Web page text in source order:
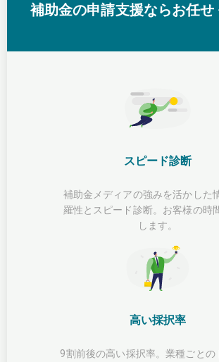
補助金の申請支援ならお任せ
スピード診断
補助金メディアの強みを活かした
羅性とスピード診断。お客様の時
します。
高い採択率
9割前後の高い採択率。業種ごとの